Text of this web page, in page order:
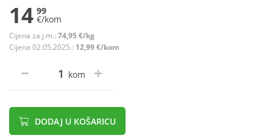
14 99
€/kom
Cijena za j.m.: 74,95 €/kg
Cijena 02.05.2025.: 12,99 €/kom
kom
DODAJ U KOŠARICU